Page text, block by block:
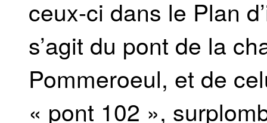
ceux-ci dans le Plan
s’agit du pont de la
Pommeroeul, et de
« pont 102 »,